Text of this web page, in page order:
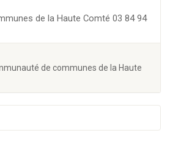
de la Haute Comté 03 84 94
de communes de la Haute